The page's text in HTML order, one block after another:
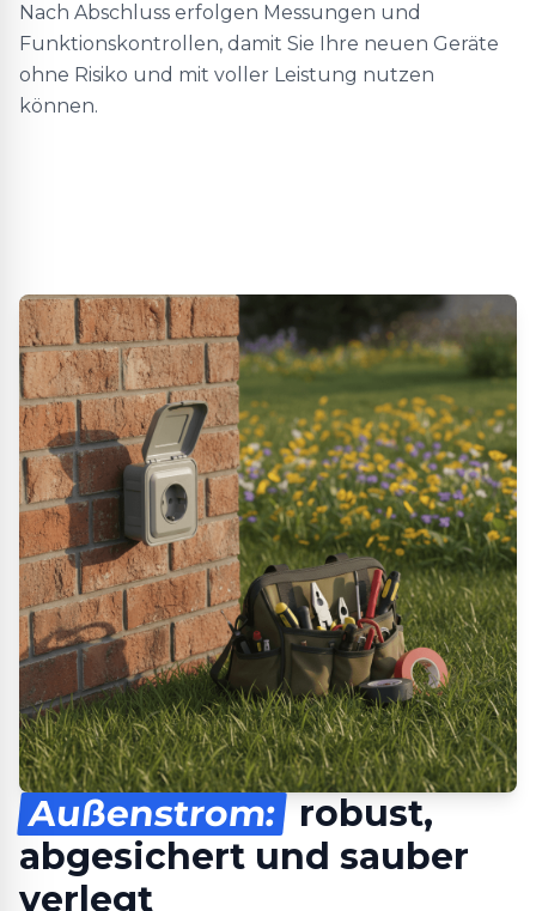
Nach Abschluss erfolgen Messungen und
Funktionskontrollen, damit Sie Ihre neuen Geräte
ohne Risiko und mit voller Leistung nutzen
können.
Außenstrom: robust,
abgesichert und sauber
verlegt